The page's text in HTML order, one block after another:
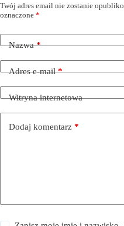
Twój adres email nie zostanie
oznaczone *
Nazwa*
Adres e-mail*
Witryna internetowa
Dodaj komentarz *